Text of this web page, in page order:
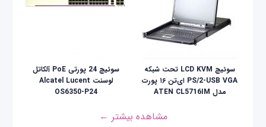
سوئيچ LCD KVM تحت شبکه
PS/2-USB VGA ای‌تن ۱۶ پورت
مدل ATEN CL5716IM
سوئیچ 24 پورتی PoE آلکاتل
لوسنت Alcatel Lucent
OS6350-P24
مشاهده بیشتر ←